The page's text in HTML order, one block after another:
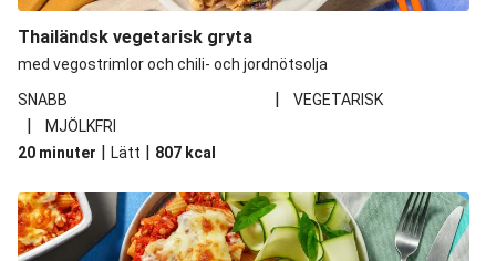
Thailändsk vegetarisk gryta
med vegostrimlor och chili- och jordnötsolja
SNABB
| VEGETARISK
|
MJÖLKFRI
20 minuter | Lätt | 807 kcal